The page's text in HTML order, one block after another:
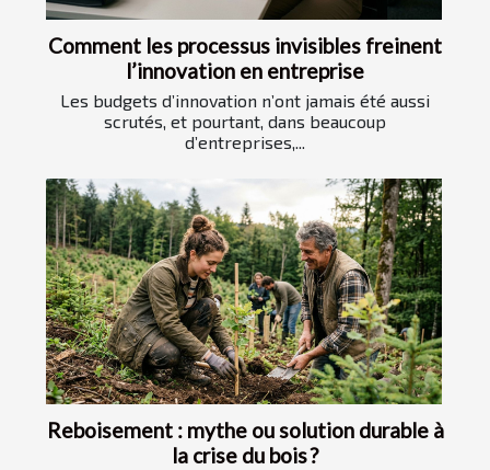
Comment les processus invisibles freinent
l’innovation en entreprise
Les budgets d’innovation n’ont jamais été aussi
scrutés, et pourtant, dans beaucoup
d’entreprises,...
Reboisement : mythe ou solution durable à
la crise du bois ?